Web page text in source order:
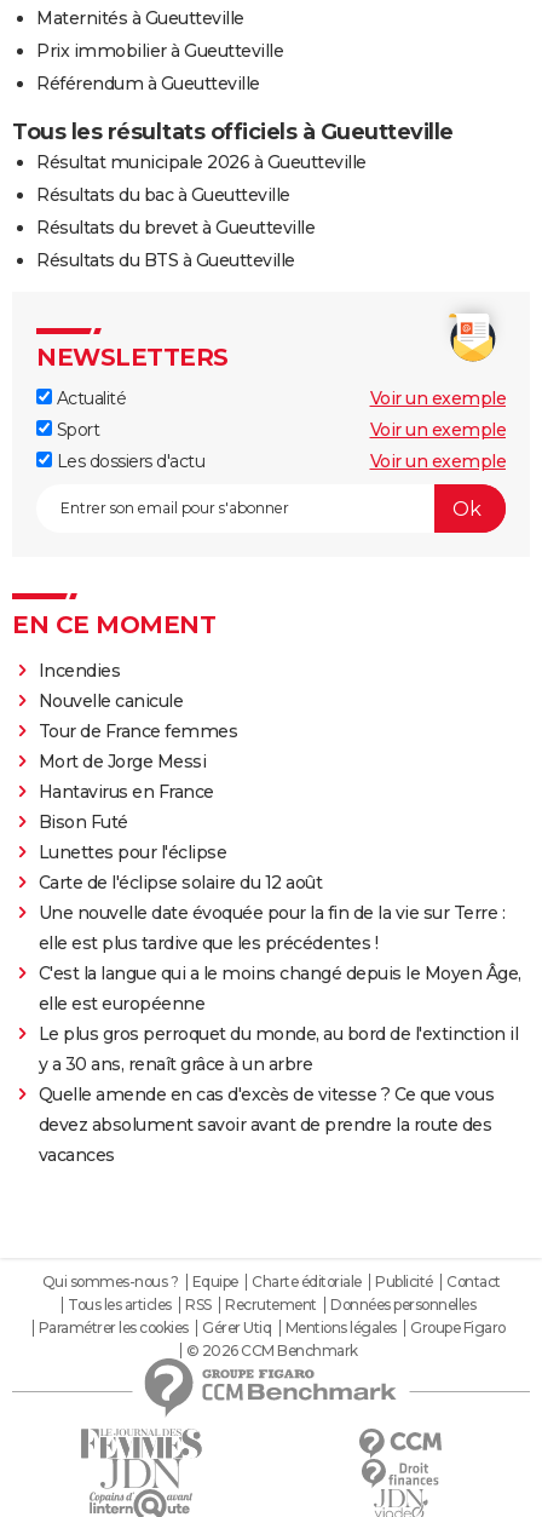
Maternités à Gueutteville
Prix immobilier à Gueutteville
Référendum à Gueutteville
Tous les résultats officiels à Gueutteville
Résultat municipale 2026 à Gueutteville
Résultats du bac à Gueutteville
Résultats du brevet à Gueutteville
Résultats du BTS à Gueutteville
NEWSLETTERS
Actualité
Voir un exemple
Sport
Voir un exemple
Les dossiers d'actu
Voir un exemple
EN CE MOMENT
Incendies
Nouvelle canicule
Tour de France femmes
Mort de Jorge Messi
Hantavirus en France
Bison Futé
Lunettes pour l'éclipse
Carte de l'éclipse solaire du 12 août
Une nouvelle date évoquée pour la fin de la vie sur Terre :
elle est plus tardive que les précédentes !
C'est la langue qui a le moins changé depuis le Moyen Âge,
elle est européenne
Le plus gros perroquet du monde, au bord de l'extinction il
y a 30 ans, renaît grâce à un arbre
Quelle amende en cas d'excès de vitesse ? Ce que vous
devez absolument savoir avant de prendre la route des
vacances
Qui sommes-nous ? Equipe Charte éditoriale Publicité
Contact
Tous les articles
RSS Recrutement
Données personnelles
Paramétrer les cookies
Gérer Utiq Mentions légales
Groupe Figaro
© 2026 CCM Benchmark